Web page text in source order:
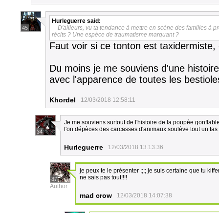
45
Hurleguerre said:
D'ailleurs, vu ta tendance à mettre en scène des familles à
récits ? Une espèce de traumatisme marquant ?
Faut voir si ce tonton est
Du moins je me souviens d'une
avec l'apparence de toutes les
Khordel 12/03/2018 12:58:11
34
Je me souviens surtout de l'histoire de la poupée
l'on dépèces des carcasses d'animaux soulève tout un
Hurleguerre 12/03/2018 13:13:36
37
Author
je peux te le présenter ;;;; je suis certaine que tu
ne sais pas tout!!!!
mad crow 12/03/2018 14:07:38